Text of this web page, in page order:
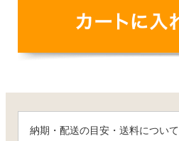
納期・配送の目安・送料について